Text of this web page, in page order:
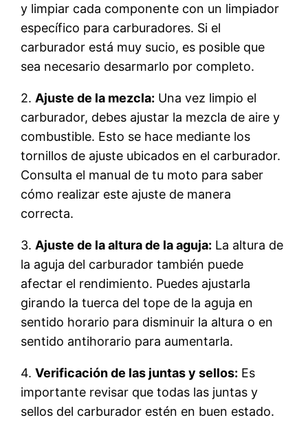
y limpiar cada componente con un limpiador
específico para carburadores. Si el
carburador está muy sucio, es posible que
sea necesario desarmarlo por completo.
2. Ajuste de la mezcla: Una vez limpio el
carburador, debes ajustar la mezcla de aire y
combustible. Esto se hace mediante los
tornillos de ajuste ubicados en el carburador.
Consulta el manual de tu moto para saber
cómo realizar este ajuste de manera
correcta.
3. Ajuste de la altura de la aguja: La altura de
la aguja del carburador también puede
afectar el rendimiento. Puedes ajustarla
girando la tuerca del tope de la aguja en
sentido horario para disminuir la altura o en
sentido antihorario para aumentarla.
4.Verificación de las juntas y sellos: Es
importante revisar que todas las juntas y
sellos del carburador estén en buen estado.